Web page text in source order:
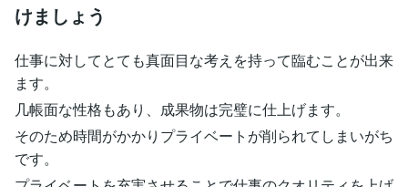
けましょう
仕事に対してとても真面目な考えを持って臨むことが出来
ます。
几帳面な性格もあり、成果物は完璧に仕上げます。
そのため時間がかかりプライベートが削られてしまいがち
です。